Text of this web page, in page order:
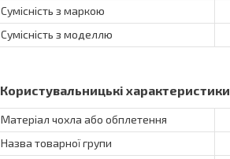
Сумісність з маркою
Сумісність з моделлю
Користувальницькі характеристики
Матеріал чохла або обплетення
Назва товарної групи